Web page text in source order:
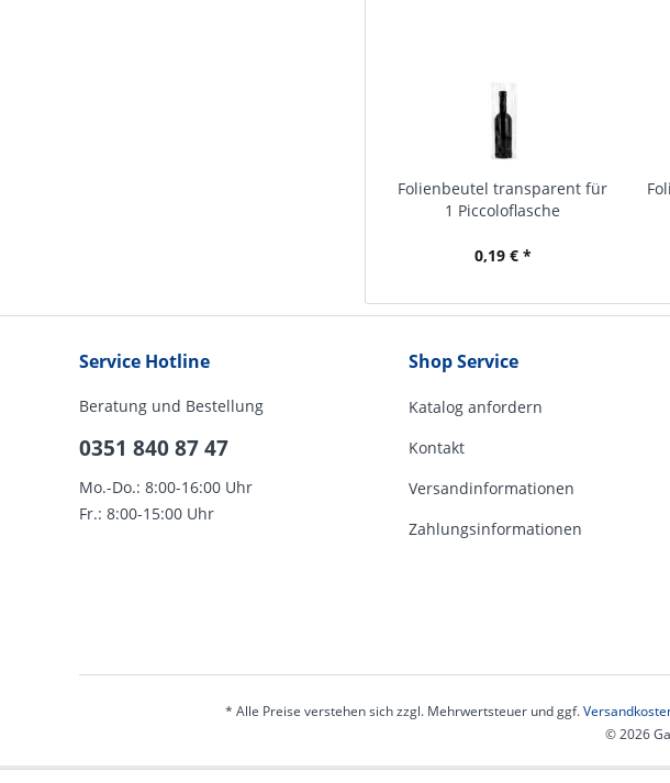
Folienbeutel transparent für
1 Piccoloflasche
0,19 € *
Service Hotline
Beratung und Bestellung
0351 840 87 47
Mo.-Do.: 8:00-16:00 Uhr
Fr.: 8:00-15:00 Uhr
Shop Service
Katalog anfordern
Kontakt
Versandinformationen
Zahlungsinformationen
* Alle Preise verstehen sich zzgl. Mehrwertsteuer und ggf.
© 2026